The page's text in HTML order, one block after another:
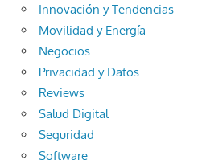
Innovación y Tendencias
Movilidad y Energía
Negocios
Privacidad y Datos
Reviews
Salud Digital
Seguridad
Software